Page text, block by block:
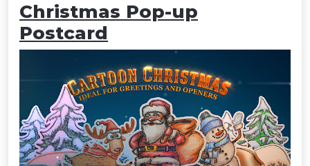
Christmas Pop-up
Postcard